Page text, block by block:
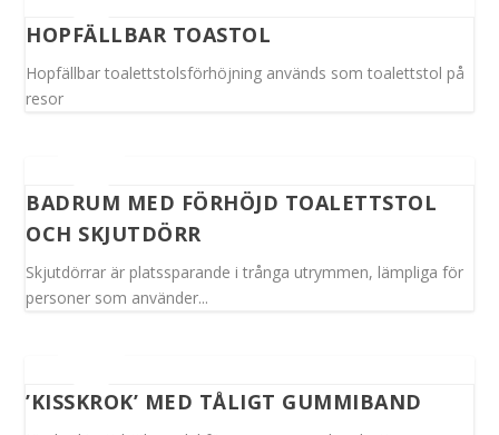
HOPFÄLLBAR TOASTOL
Hopfällbar toalettstolsförhöjning används som toalettstol på
resor
BADRUM MED FÖRHÖJD TOALETTSTOL
OCH SKJUTDÖRR
Skjutdörrar är platssparande i trånga utrymmen, lämpliga för
personer som använder...
’KISSKROK’ MED TÅLIGT GUMMIBAND